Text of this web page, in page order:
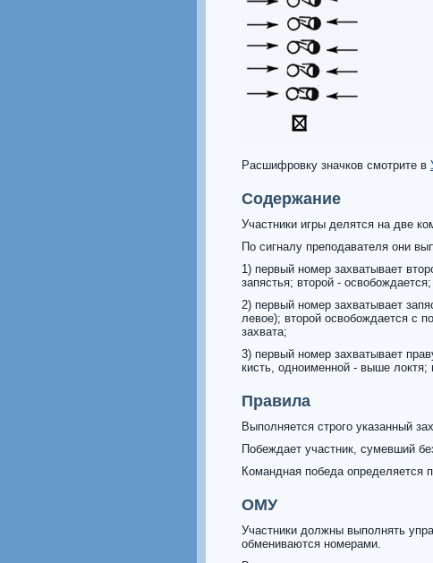
Расшифровку значков смотрите в
Содержание
Участники игры делятся на две
По сигналу преподавателя они
1) первый номер захватывает
запястья; второй - освобождается;
2) первый номер захватывает
левое); второй освобождается с
захвата;
3) первый номер захватывает
кисть, одноименной - выше локтя;
Правила
Выполняется строго указанный
Побеждает участник, сумевший
Командная победа определяется
ОМУ
Участники должны выполнять
обмениваются номерами.